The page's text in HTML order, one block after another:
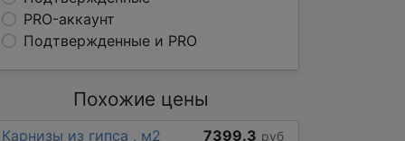
PRO-аккаунт
Подтвержденные и PRO
Похожие цены
Карнизы из гипса , м2 7399.3 руб